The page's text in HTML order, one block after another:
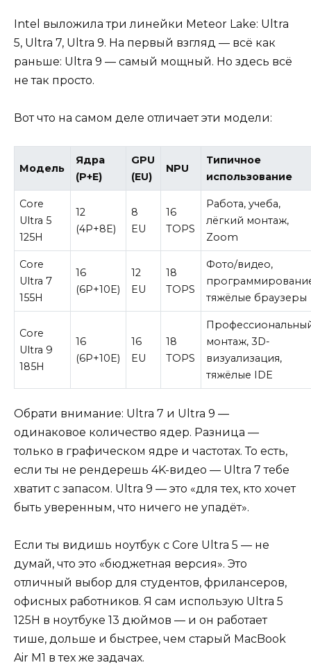
Intel выложила три линейки Meteor Lake: Ultra
5, Ultra 7, Ultra 9. На первый взгляд — всё как
раньше: Ultra 9 — самый мощный. Но здесь всё
не так просто.
Вот что на самом деле отличает эти модели:
Модель
Ядра
(P+E)
GPU
(EU)
NPU
Типичное
использование
Core
Ultra 5
125H
12
(4P+8E)
8
EU
16
TOPS
Работа, учеба,
лёгкий монтаж,
Zoom
Core
Ultra 7
155H
16
(6P+10E)
12
EU
18
TOPS
Фото/видео,
тяжёлые браузеры
Core
Ultra 9
185H
16
(6P+10E)
16
EU
18
TOPS
монтаж, 3D-
визуализация,
тяжёлые IDE
Обрати внимание: Ultra 7 и Ultra 9 —
одинаковое количество ядер. Разница —
только в графическом ядре и частотах. То есть,
если ты не рендерешь 4K-видео — Ultra 7 тебе
хватит с запасом. Ultra 9 — это «для тех, кто хочет
быть уверенным, что ничего не упадёт».
Если ты видишь ноутбук с Core Ultra 5 — не
думай, что это «бюджетная версия». Это
отличный выбор для студентов, фрилансеров,
офисных работников. Я сам использую Ultra 5
125H в ноутбуке 13 дюймов — и он работает
тише, дольше и быстрее, чем старый MacBook
Air M1 в тех же задачах.